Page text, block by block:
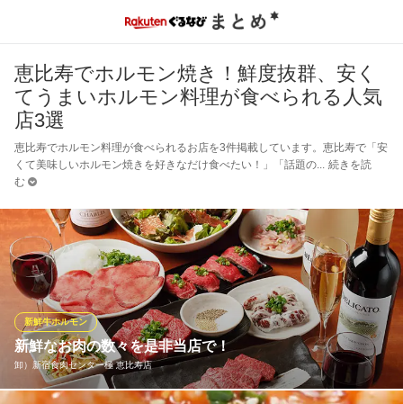
恵比寿でホルモン焼き！鮮度抜群、安く
てうまいホルモン料理が食べられる人気
店3選
恵比寿でホルモン料理が食べられるお店を3件掲載しています。恵比寿で「安
くて美味しいホルモン焼きを好きなだけ食べたい！」「話題の
続きを読
む
新鮮なお肉の数々を是非当店で！
卸）新宿食肉センター極 恵比寿店
新鮮牛ホルモン